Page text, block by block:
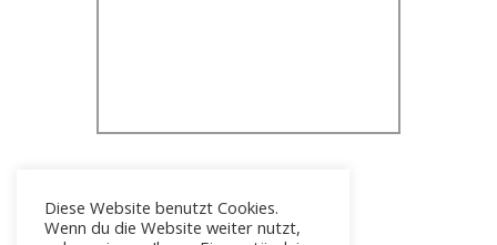
Diese Website benutzt Cookies.
Wenn du die Website weiter nutzt,